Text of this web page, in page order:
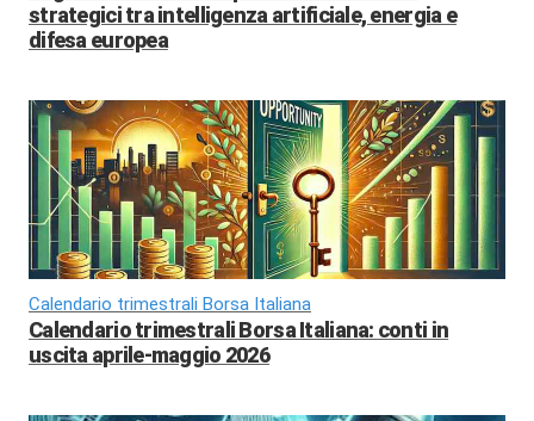
strategici tra intelligenza artificiale, energia e
difesa europea
Calendario trimestrali Borsa Italiana
Calendario trimestrali Borsa Italiana: conti in
uscita aprile-maggio 2026